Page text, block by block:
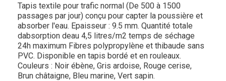
Tapis textile pour trafic normal (De 500 à 1500
passages par jour) conçu pour capter la poussière et
absorber l'eau. Epaisseur : 9.5 mm. Quantité totale
dabsorption deau 4,5 litres/m2 temps de séchage
24h maximum Fibres polypropylène et thibaude sans
PVC. Disponible en tapis bordé et en rouleaux.
Couleurs : Noir ébène, Gris ardoise, Rouge cerise,
Brun châtaigne, Bleu marine, Vert sapin.